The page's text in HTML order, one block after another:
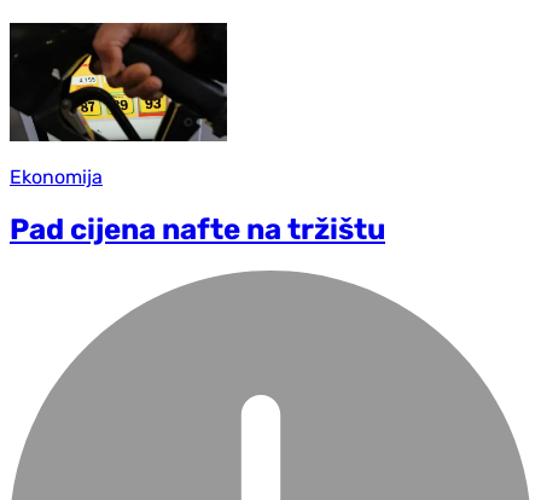
Ekonomija
Pad cijena nafte na tržištu